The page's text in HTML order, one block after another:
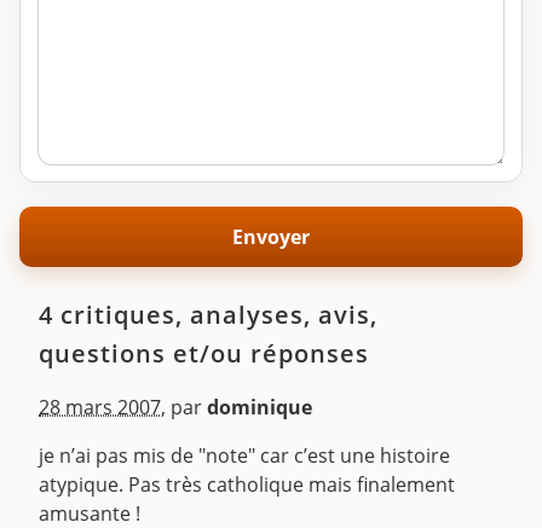
4 critiques, analyses, avis,
questions et/ou réponses
28 mars 2007, pardominique
je n’ai pas mis de "note" car c’est une histoire
atypique. Pas très catholique mais finalement
amusante !